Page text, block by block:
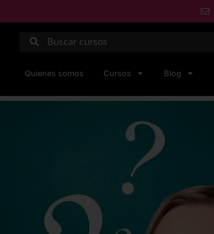
Quienes somos Cursos Blog